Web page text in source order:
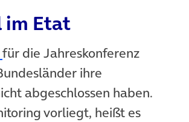
im Etat
(öffnet in neuem Tab)
für die Jahreskonferenz
ihre
abgeschlossen haben.
vorliegt, heißt es